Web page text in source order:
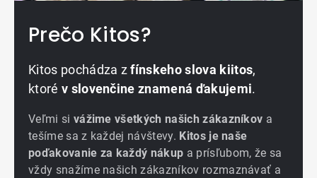
Prečo Kitos?
Kitos pochádza zfínskeho slova kiitos,
ktoré v slovenčine znamená ďakujemi.
Veľmi si vážime všetkých našich zákazníkov a
tešíme sa z každej návštevy. Kitos je naše
poďakovanie za každý nákup a prísľubom, že sa
vždy snažíme našich zákazníkov rozmaznávať a